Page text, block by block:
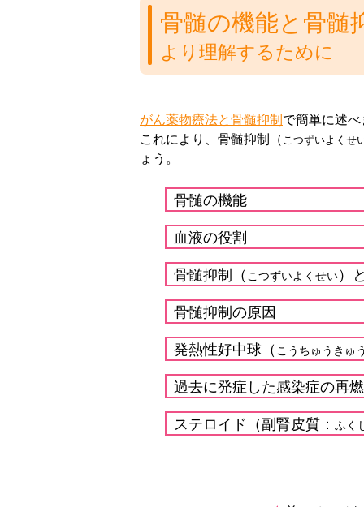
骨髄の機能と骨髄
より理解するために
がん薬物療法と骨髄抑制で簡単に述
これにより、骨髄抑制（ こつずいよくせ
ょう。
骨髄の機能
血液の役割
骨髄抑制（ こつずいよくせい）
骨髄抑制の原因
発熱性好中球（ こうちゅうきゅう
過去に発症した感染症の再燃
ステロイド（副腎皮質： ふく